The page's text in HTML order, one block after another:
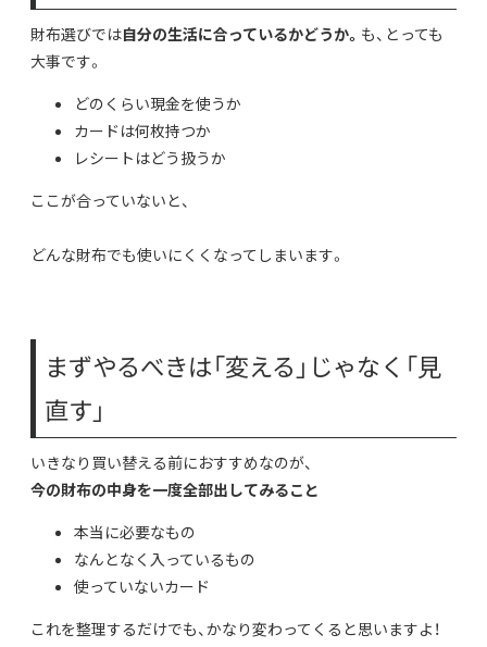
財布選びでは自分の生活に合っているかどうか。 も、とっても
大事です。
どのくらい現金を使うか
カードは何枚持つか
レシートはどう扱うか
ここが合っていないと、
どんな財布でも使いにくくなってしまいます。
まずやるべきは「変える」じゃなく「見
直す」
いきなり買い替える前におすすめなのが、
今の財布の中身を一度全部出してみること
本当に必要なもの
なんとなく入っているもの
使っていないカード
これを整理するだけでも、かなり変わってくると思いますよ！